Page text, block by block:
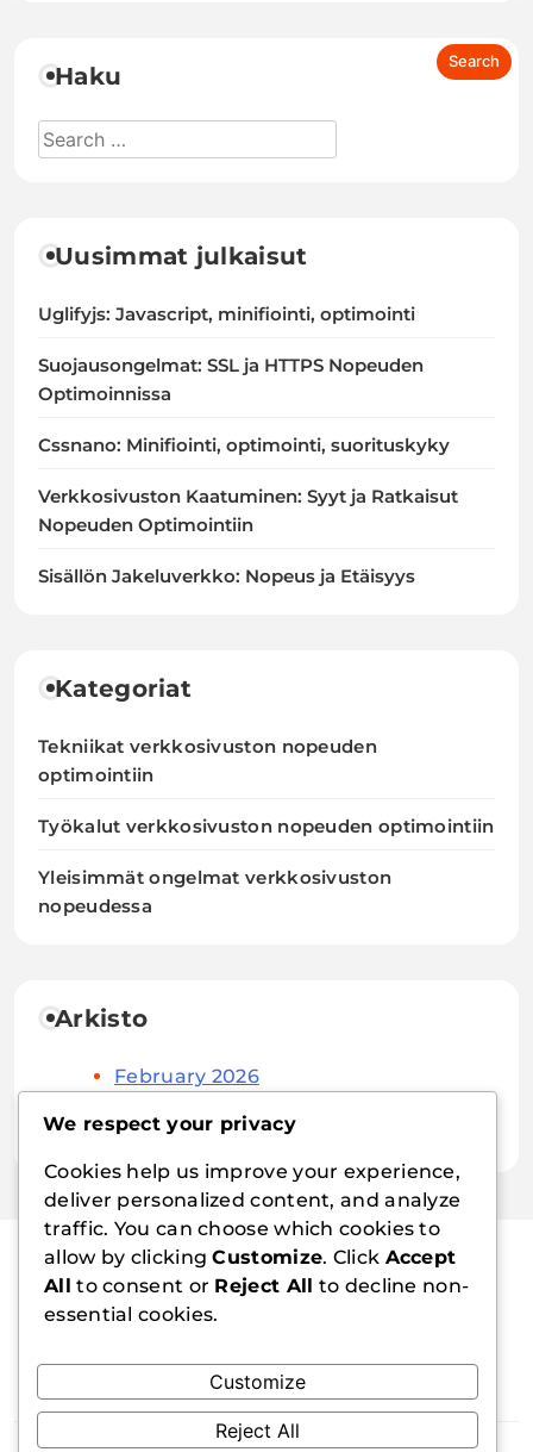
Haku
Uusimmat julkaisut
Uglifyjs: Javascript, minifiointi, optimointi
Suojausongelmat: SSL ja HTTPS Nopeuden
Optimoinnissa
Cssnano: Minifiointi, optimointi, suorituskyky
Verkkosivuston Kaatuminen: Syyt ja Ratkaisut
Nopeuden Optimointiin
Sisällön Jakeluverkko: Nopeus ja Etäisyys
Kategoriat
Tekniikat verkkosivuston nopeuden
optimointiin
Työkalut verkkosivuston nopeuden optimointiin
Yleisimmät ongelmat verkkosivuston
nopeudessa
Arkisto
February 2026
analix-forever.com
We respect your privacy
Cookies help us improve your experience,
deliver personalized content, and analyze
traffic. You can choose which cookies to
allow by clickingCustomize. Click Accept
All to consent or Reject All to decline non-
essential cookies.
Customize
Reject All